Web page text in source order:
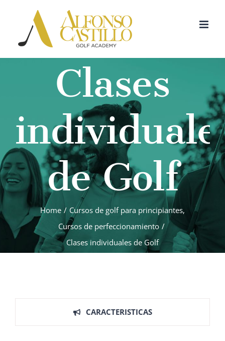
content
Clases
de Golf
Home / Cursos de golf para principiantes,
Cursos de perfeccionamiento /
Clases individuales de Golf
CARACTERISTICAS